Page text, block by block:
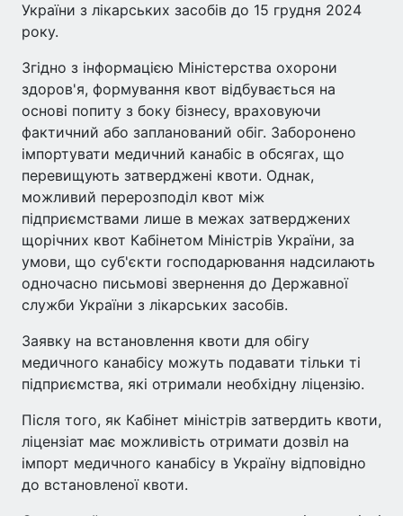
України з лікарських засобів до 15 грудня 2024
року.
Згідно з інформацією Міністерства охорони
здоров'я, формування квот відбувається на
основі попиту з боку бізнесу, враховуючи
фактичний або запланований обіг. Заборонено
імпортувати медичний канабіс в обсягах, що
перевищують затверджені квоти. Однак,
можливий перерозподіл квот між
підприємствами лише в межах затверджених
щорічних квот Кабінетом Міністрів України, за
умови, що суб'єкти господарювання надсилають
одночасно письмові звернення до Державної
служби України з лікарських засобів.
Заявку на встановлення квоти для обігу
медичного канабісу можуть подавати тільки ті
підприємства, які отримали необхідну ліцензію.
Після того, як Кабінет міністрів затвердить квоти,
ліцензіат має можливість отримати дозвіл на
імпорт медичного канабісу в Україну відповідно
до встановленої квоти.